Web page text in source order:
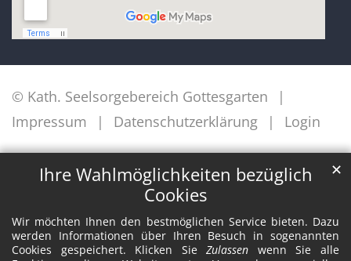
Ihre Wahlmöglichkeiten bezüglich
Cookies
Wir möchten Ihnen den bestmöglichen Service bieten. Dazu
werden Informationen über Ihren Besuch in sogenannten
Cookies gespeichert. Klicken SieZulassen wenn Sie alle
✕
© Kath. Seelsorgebereich Gottesgarten
Impressum
Datenschutzerklärung Login